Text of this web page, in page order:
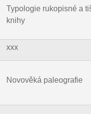
Typologie rukopisné a
knihy
xxx
Novověká paleografie